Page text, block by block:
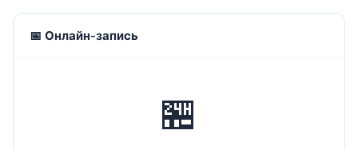
📅 Онлайн-запись
🏪